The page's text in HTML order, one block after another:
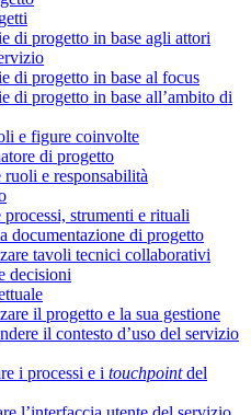
di progetto in base agli attori
di progetto in base al focus
di progetto in base all’ambito di
e figure coinvolte
di progetto
e responsabilità
strumenti e rituali
documentazione di progetto
tavoli tecnici collaborativi
decisioni
il progetto e la sua gestione
il contesto d’uso del servizio
i processi e i touchpointdel